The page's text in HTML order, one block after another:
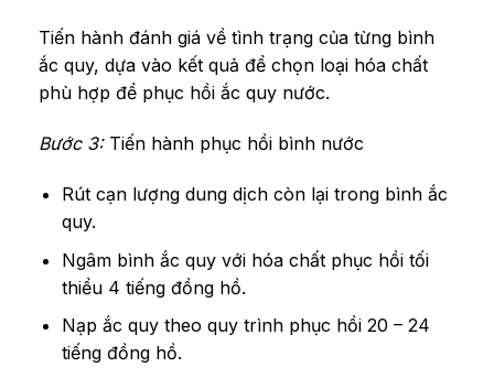
Tiến hành đánh giá về tình trạng của từng bình
ắc quy, dựa vào kết quả để chọn loại hóa chất
phù hợp để phục hồi ắc quy nước.
Bước 3:Tiến hành phục hồi bình nước
Rút cạn lượng dung dịch còn lại trong bình ắc
quy.
Ngâm bình ắc quy với hóa chất phục hồi tối
thiểu 4 tiếng đồng hồ.
Nạp ắc quy theo quy trình phục hồi 20 – 24
tiếng đồng hồ.